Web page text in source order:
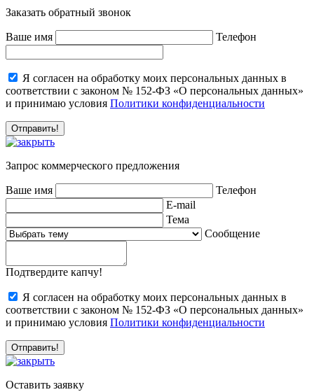
Заказать обратный звонок
Ваше имя Телефон
Я согласен на обработку моих персональных данных в
соответствии с законом № 152-ФЗ «О персональных данных»
и принимаю условия Политики конфиденциальности
Запрос коммерческого предложения
Ваше имя
Телефон
E-mail
Тема
Сообщение
Подтвердите капчу!
Я согласен на обработку моих персональных данных в
соответствии с законом № 152-ФЗ «О персональных данных»
и принимаю условия Политики конфиденциальности
Оставить заявку